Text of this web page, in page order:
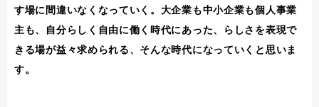
す場に間違いなくなっていく。大企業も中小企業も個人事業
主も、自分らしく自由に働く時代にあった、らしさを表現で
きる場が益々求められる、そんな時代になっていくと思いま
す。